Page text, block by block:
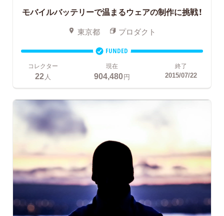
モバイルバッテリーで温まるウェアの制作に挑戦！
東京都 プロダクト
FUNDED
コレクター
22 人
現在
904,480円
終了
2015/07/22